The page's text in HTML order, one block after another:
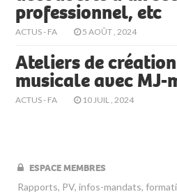
professionnel, etc
ACTUS - FA 5 AOÛT , 2024
Ateliers de création
musicale avec MJ-
ACTUS - FA 10 JUIL , 2024
ESPACE MEMBRES
Rapports, PV, infos-mandats,